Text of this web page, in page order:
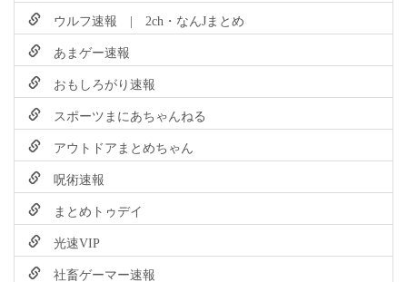
ウルフ速報 | 2ch・なんJまとめ
あまゲー速報
おもしろがり速報
スポーツまにあちゃんねる
アウトドアまとめちゃん
呪術速報
まとめトゥデイ
光速VIP
社畜ゲーマー速報